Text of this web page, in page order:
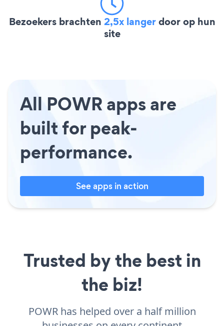
Bezoekers brachten 2,5x langerdoor op hun
site
All POWR apps are
built for peak-
performance.
See apps in action
Trusted by the best in
the biz!
POWR has helped over a half million